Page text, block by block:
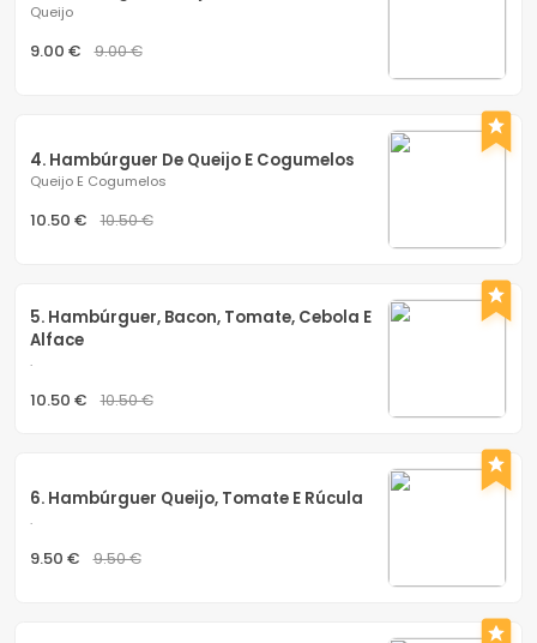
Queijo
9.00 € 9.00 €
4. Hambúrguer De Queijo E Cogumelos
Queijo E Cogumelos
10.50 € 10.50 €
5. Hambúrguer, Bacon, Tomate, Cebola E
Alface
.
10.50 € 10.50 €
6. Hambúrguer Queijo, Tomate E Rúcula
.
9.50 € 9.50 €